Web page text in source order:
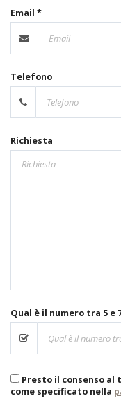
Email *
Telefono
Richiesta
Qual è il numero tra 5 e
Presto il consenso
come specificato nella